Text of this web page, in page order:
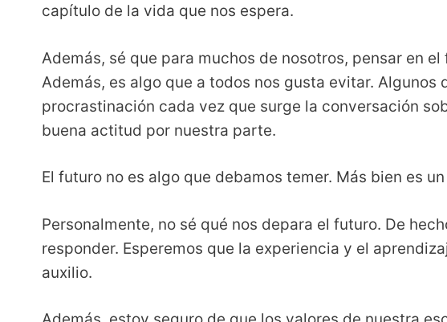
capítulo de la vida que nos espera.
Además, sé que para muchos de nosotros, pensar en
Además, es algo que a todos nos gusta evitar. Algunos
procrastinación cada vez que surge la conversación
buena actitud por nuestra parte.
El futuro no es algo que debamos temer. Más bien es
Personalmente, no sé qué nos depara el futuro. De
responder. Esperemos que la experiencia y el
auxilio.